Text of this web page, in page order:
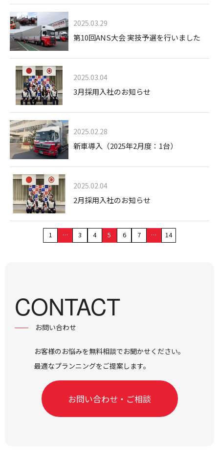
2025.03.29
第10回ANS大会 実技予選を行いました
2025.03.04
3月採用入社のお知らせ
2025.02.28
新車導入（2025年2月度：1台）
2025.02.04
2月採用入社のお知らせ
1 … 3 4 5 6 7 … 14
CONTACT
お問い合わせ
お客様のお悩みを無料相談でお聞かせください。
最適なプランニングをご提案します。
お問い合わせ・ご相談